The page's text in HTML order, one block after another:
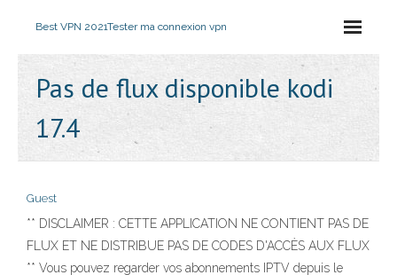
Best VPN 2021Tester ma connexion vpn
Pas de flux disponible kodi
17.4
Guest
** DISCLAIMER : CETTE APPLICATION NE CONTIENT PAS DE
FLUX ET NE DISTRIBUE PAS DE CODES D'ACCÈS AUX FLUX
** Vous pouvez regarder vos abonnements IPTV depuis le